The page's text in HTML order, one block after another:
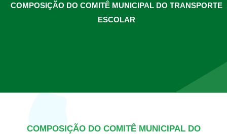
COMPOSIÇÃO DO COMITÊ MUNICIPAL DO TRANSPORTE
ESCOLAR
COMPOSIÇÃO DO COMITÊ MUNICIPAL DO